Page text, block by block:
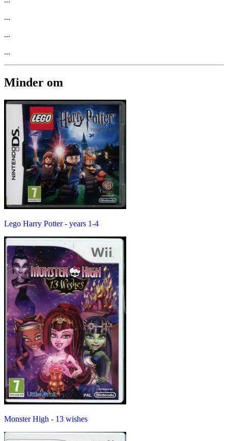
...
...
...
Minder om
Lego Harry Potter - years 1-4
Monster High - 13 wishes